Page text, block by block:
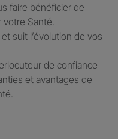
faire bénéficier de
votre Santé.​
suit l’évolution de vos
de confiance
et avantages de